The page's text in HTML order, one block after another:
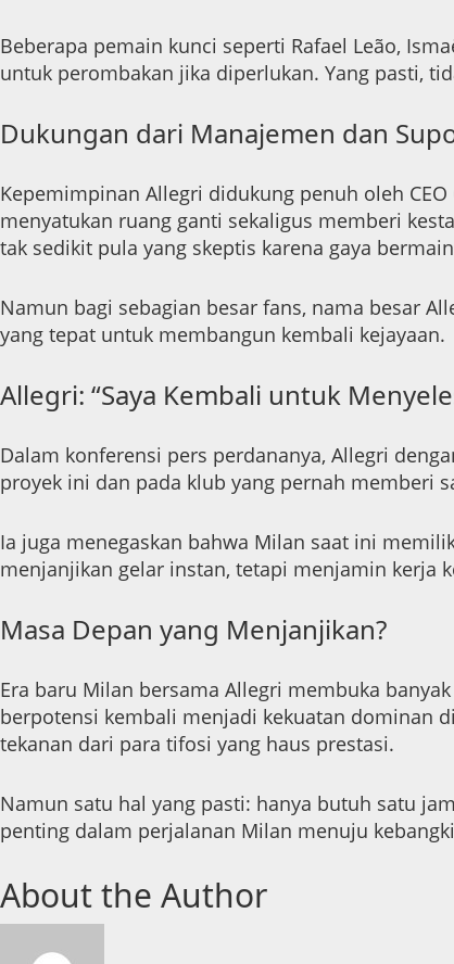
Beberapa pemain kunci seperti Rafael Leão,
untuk perombakan jika diperlukan. Yang pasti,
Dukungan dari Manajemen dan
Kepemimpinan Allegri didukung penuh oleh
menyatukan ruang ganti sekaligus memberi
tak sedikit pula yang skeptis karena gaya
Namun bagi sebagian besar fans, nama besar
yang tepat untuk membangun kembali kejayaan.
Allegri: “Saya Kembali untuk
Dalam konferensi pers perdananya, Allegri
proyek ini dan pada klub yang pernah memberi
Ia juga menegaskan bahwa Milan saat ini
menjanjikan gelar instan, tetapi menjamin kerja
Masa Depan yang Menjanjikan?
Era baru Milan bersama Allegri membuka
berpotensi kembali menjadi kekuatan dominan
tekanan dari para tifosi yang haus prestasi.
Namun satu hal yang pasti: hanya butuh satu
penting dalam perjalanan Milan menuju
About the Author